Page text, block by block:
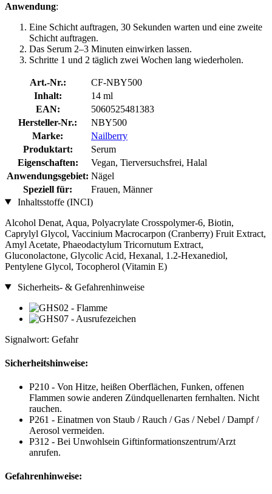
Anwendung:
Eine Schicht auftragen, 30 Sekunden warten und eine zweite
Schicht auftragen.
Das Serum 2–3 Minuten einwirken lassen.
Schritte 1 und 2 täglich zwei Wochen lang wiederholen.
Art.-Nr.:
CF-NBY500
Inhalt:
14 ml
EAN:
5060525481383
Hersteller-Nr.:
NBY500
Marke:
Nailberry
Produktart:
Serum
Eigenschaften:
Vegan, Tierversuchsfrei, Halal
Anwendungsgebiet: Nägel
Speziell für:
Frauen, Männer
Inhaltsstoffe (INCI)
Alcohol Denat, Aqua, Polyacrylate Crosspolymer-6, Biotin,
Caprylyl Glycol, Vaccinium Macrocarpon (Cranberry) Fruit Extract,
Amyl Acetate, Phaeodactylum Tricornutum Extract,
Gluconolactone, Glycolic Acid, Hexanal, 1.2-Hexanediol,
Pentylene Glycol, Tocopherol (Vitamin E)
Sicherheits- & Gefahrenhinweise
Signalwort: Gefahr
Sicherheitshinweise:
P210 - Von Hitze, heißen Oberflächen, Funken, offenen
Flammen sowie anderen Zündquellenarten fernhalten. Nicht
rauchen.
P261 - Einatmen von Staub / Rauch / Gas / Nebel / Dampf /
Aerosol vermeiden.
P312 - Bei Unwohlsein Giftinformationszentrum/Arzt
anrufen.
Gefahrenhinweise: